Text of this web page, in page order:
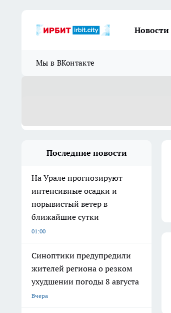
Новости
Мы в ВКонтакте
Последние новости
На Урале прогнозируют
интенсивные осадки и
порывистый ветер в
ближайшие сутки
01:00
Синоптики предупредили
жителей региона о резком
ухудшении погоды 8 августа
Вчера